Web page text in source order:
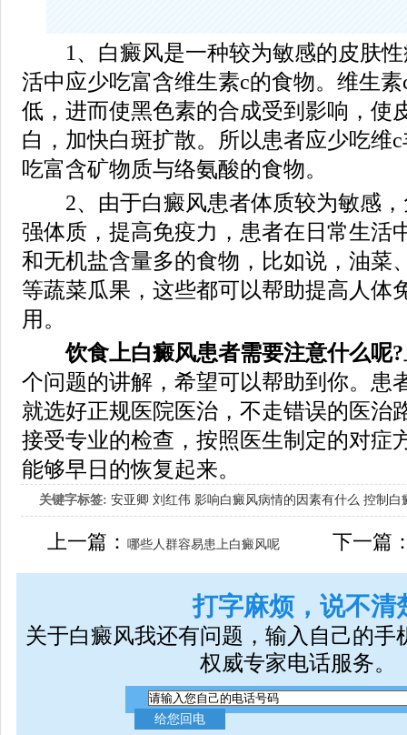
1、白癜风是一种较为敏感的皮肤性
活中应少吃富含维生素c的食物。维生
低，进而使黑色素的合成受到影响，使
白，加快白斑扩散。所以患者应少吃维
吃富含矿物质与络氨酸的食物。
2、由于白癜风患者体质较为敏感，
强体质，提高免疫力，患者在日常生活
和无机盐含量多的食物，比如说，油菜
等蔬菜瓜果，这些都可以帮助提高人体
用。
饮食上白癜风患者需要注意什么呢?
个问题的讲解，希望可以帮助到你。患
就选好正规医院医治，不走错误的医治
接受专业的检查，按照医生制定的对症
能够早日的恢复起来。
关键字标签: 安亚卿 刘红伟 影响白癜风病情的因素有什么 控制白
女生应该如何治疗呢
上一篇：哪些人群容易患上白癜风呢 下一篇
打字麻烦，说不清
关于白癜风我还有问题，输入自己的手
权威专家电话服务。